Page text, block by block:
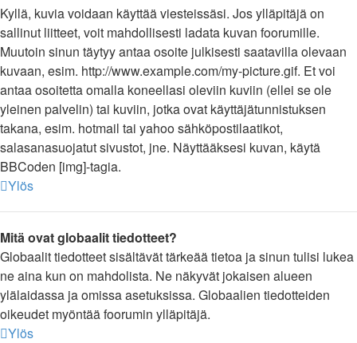
Kyllä, kuvia voidaan käyttää viesteissäsi. Jos ylläpitäjä on
sallinut liitteet, voit mahdollisesti ladata kuvan foorumille.
Muutoin sinun täytyy antaa osoite julkisesti saatavilla olevaan
kuvaan, esim. http://www.example.com/my-picture.gif. Et voi
antaa osoitetta omalla koneellasi oleviin kuviin (ellei se ole
yleinen palvelin) tai kuviin, jotka ovat käyttäjätunnistuksen
takana, esim. hotmail tai yahoo sähköpostilaatikot,
salasanasuojatut sivustot, jne. Näyttääksesi kuvan, käytä
BBCoden [img]-tagia.
Ylös
Mitä ovat globaalit tiedotteet?
Globaalit tiedotteet sisältävät tärkeää tietoa ja sinun tulisi lukea
ne aina kun on mahdolista. Ne näkyvät jokaisen alueen
ylälaidassa ja omissa asetuksissa. Globaalien tiedotteiden
oikeudet myöntää foorumin ylläpitäjä.
Ylös